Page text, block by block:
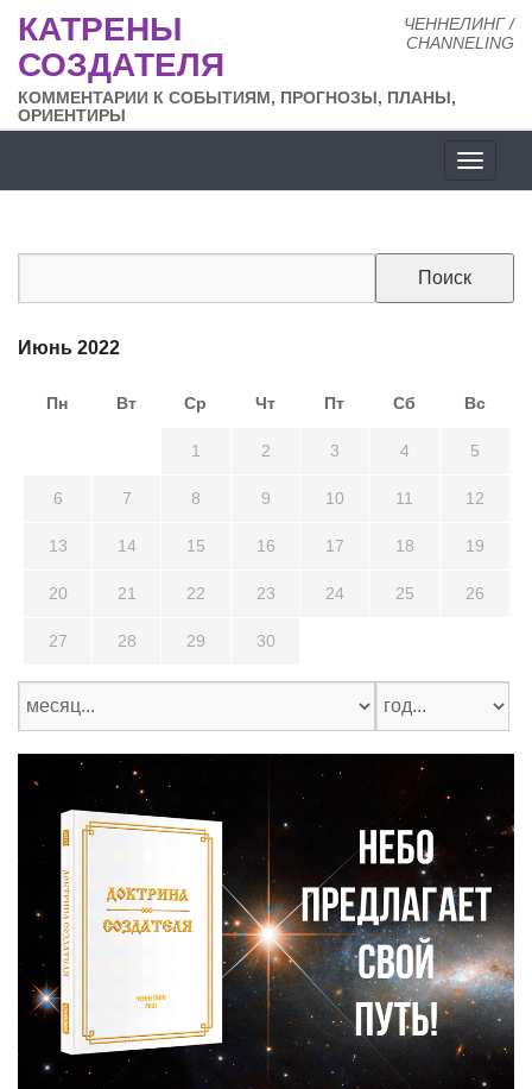
ЧЕННЕЛИНГ /
CHANNELING
КАТРЕНЫ
СОЗДАТЕЛЯ
КОММЕНТАРИИ К СОБЫТИЯМ, ПРОГНОЗЫ, ПЛАНЫ,
ОРИЕНТИРЫ
сайта
Июнь 2022
Пн Вт Ср Чт Пт Сб Вс
1 2 3 4 5
6 7 8 9 10 11 12
13 14 15 16 17 18 19
20 21 22 23 24 25 26
27 28 29 30